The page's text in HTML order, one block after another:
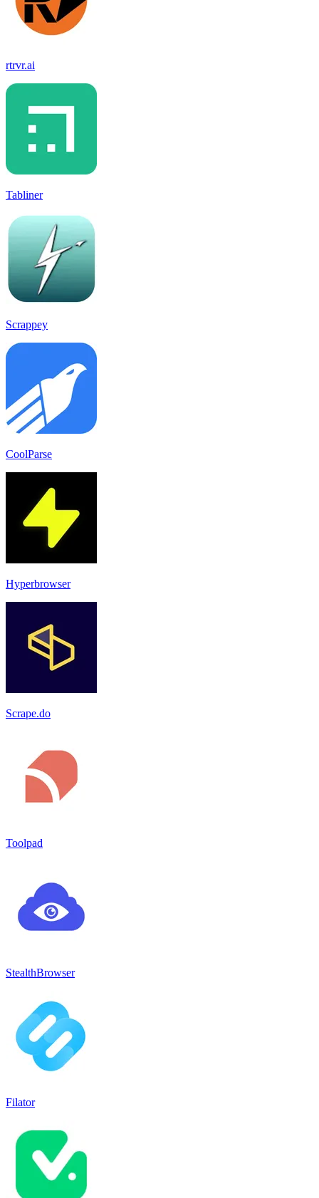
rtrvr.ai
Tabliner
Scrappey
CoolParse
Hyperbrowser
Scrape.do
Toolpad
StealthBrowser
Filator